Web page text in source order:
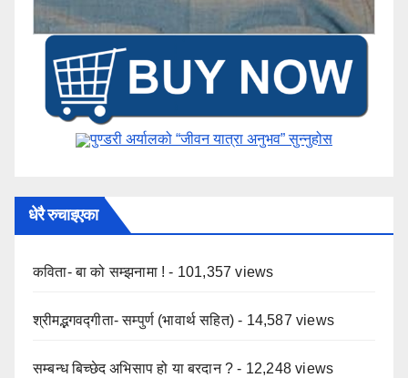
पुण्डरी अर्यालको “जीवन यात्रा अनुभव” ​सुन्नुहोस
धेरै रुचाइएका
कविता- बा को सम्झनामा ! - 101,357 views
श्रीमद्भगवद्गीता- सम्पुर्ण (भावार्थ सहित) - 14,587 views
सम्बन्ध बिच्छेद अभिसाप हो या बरदान ? - 12,248 views